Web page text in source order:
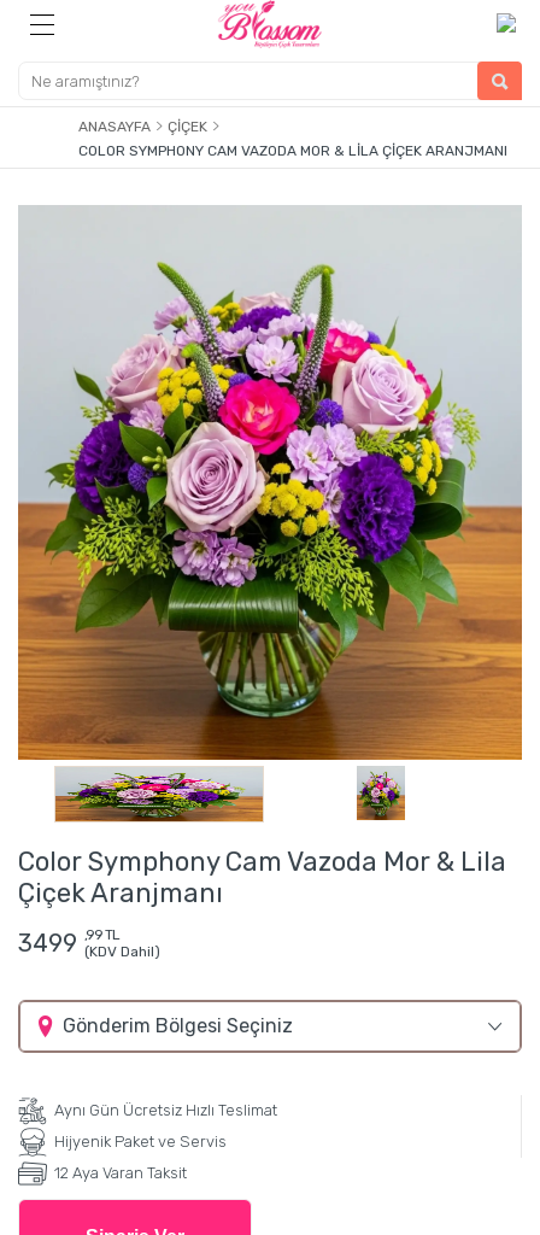
ANASAYFA
ÇIÇEK
COLOR SYMPHONY CAM VAZODA MOR & LILA ÇIÇEK ARANJMANI
Color Symphony Cam Vazoda Mor & Lila
Çiçek Aranjmanı
3499 ,99 TL
(KDV Dahil)
Gönderim Bölgesi Seçiniz
Aynı Gün Ücretsiz Hızlı Teslimat
Hijyenik Paket ve Servis
12 Aya Varan Taksit